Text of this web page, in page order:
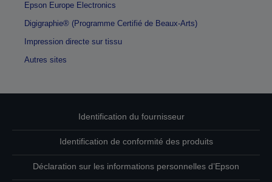
Epson Europe Electronics
Digigraphie® (Programme Certifié de Beaux-Arts)
Impression directe sur tissu
Autres sites
Identification du fournisseur
Identification de conformité des produits
Déclaration sur les informations personnelles d’Epson